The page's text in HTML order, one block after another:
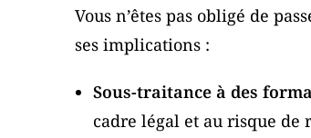
Vous n’êtes pas obligé de
ses implications :
Sous-traitance à des
cadre légal et au risque